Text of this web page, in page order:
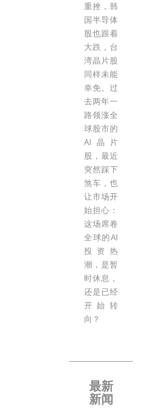
重挫，韩
国半导体
股也跟着
大跌，台
湾晶片股
同样未能
幸免。过
去两年一
路领涨全
球股市的
AI晶片
股，最近
突然踩下
煞车，也
让市场开
始担心：
这场席卷
全球的AI
投资热
潮，是暂
时休息，
还是已经
开始转
向？
最新
新闻